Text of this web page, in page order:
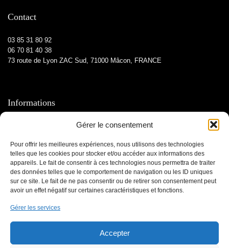
Gérer le consentement
Pour offrir les meilleures expériences, nous utilisons des technologies
telles que les cookies pour stocker et/ou accéder aux informations des
appareils. Le fait de consentir à ces technologies nous permettra de traiter
des données telles que le comportement de navigation ou les ID uniques
sur ce site. Le fait de ne pas consentir ou de retirer son consentement peut
avoir un effet négatif sur certaines caractéristiques et fonctions.
Gérer les services
Accepter
Contact
03 85 31 80 92
06 70 81 40 38
73 route de Lyon ZAC Sud, 71000 Mâcon, FRANCE
Informations
Médiateur
À propos
Le blog
Nos services